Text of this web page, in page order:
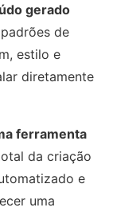
gerado
de
estilo e
diretamente
ferramenta
da criação
e
uma